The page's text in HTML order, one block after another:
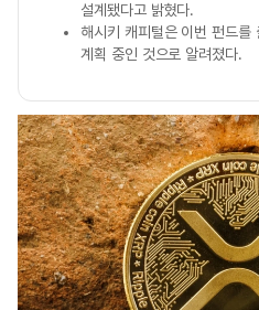
설계됐다고 밝혔다.
해시키 캐피털은 이번 펀드를
계획 중인 것으로 알려졌다.